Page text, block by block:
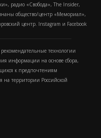
радио «Свобода», The Insider,
общество/центр «Мемориал»,
центр. Instagram и Facebook
технологии
информации на основе сбора,
к предпочтениям
на территории Российской